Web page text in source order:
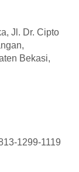
Jl. Dr. Cipto
Bekasi,
1299-1119